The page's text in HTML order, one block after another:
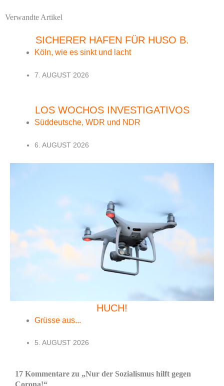
Verwandte Artikel
SICHERER HAFEN FÜR HUSO B.
Köln, wie es sinkt und lacht
7. AUGUST 2026
LOS WOCHOS INVESTIGATIVOS
Süddeutsche, WDR und NDR
6. AUGUST 2026
HUCH!
Grüsse aus...
5. AUGUST 2026
17 Kommentare zu „Nur der Sozialismus hilft gegen